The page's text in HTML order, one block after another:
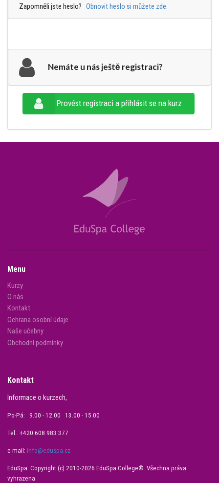
Zapomněli jste heslo? Obnovit heslo si můžete zde.
Nemáte u nás ještě registraci?
Provést registraci a přihlásit se na kurz
Menu
Kurzy
O nás
Kontakt
Ochrana osobní údaje
Naše učebny
Obchodní podmínky
Kontakt
Informace o kurzech,
Po-Pá: 9.00 - 12.00 13.00 - 15.00
Tel.: +420 608 983 377
e-mail: info@eduspa.cz
EduSpa. Copyright (c) 2010-2026 EduSpa College®. Všechna práva
vyhrazena